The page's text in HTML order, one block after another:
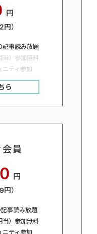
円
円）
事読み放題
）参加無料
ニティ参加
ら
会員
円
円）
事読み放題
）参加無料
ニティ参加